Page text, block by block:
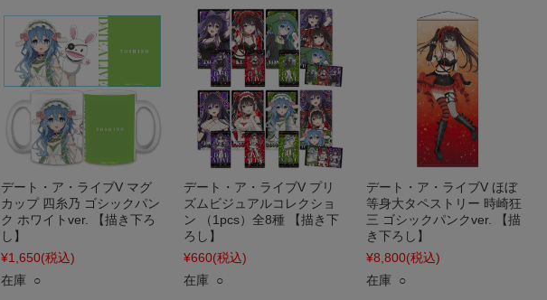
デート・ア・ライブV マグ
カップ 四糸乃 ゴシックパン
ク ホワイトver. 【描き下ろ
し】
¥1,650(税込)
在庫 ○
デート・ア・ライブV プリ
ズムビジュアルコレクショ
ン （1pcs）全8種 【描き下
ろし】
¥660(税込)
在庫 ○
デート・ア・ライブV ほぼ
等身大タペストリー 時崎狂
三 ゴシックパンクver. 【描
き下ろし】
¥8,800(税込)
在庫 ○